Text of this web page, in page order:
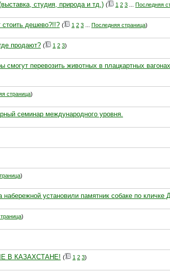
студия, природа и тд.) ( 1 2 3 Последняя
дешево?!!? ( 1 2 3 Последняя страница)
продают? ( 1 2 3)
перевозить животных в плацкартных
страница)
семинар международного уровня.
)
установили памятник собаке по кличке
)
В КАЗАХСТАНЕ! ( 1 2 3)